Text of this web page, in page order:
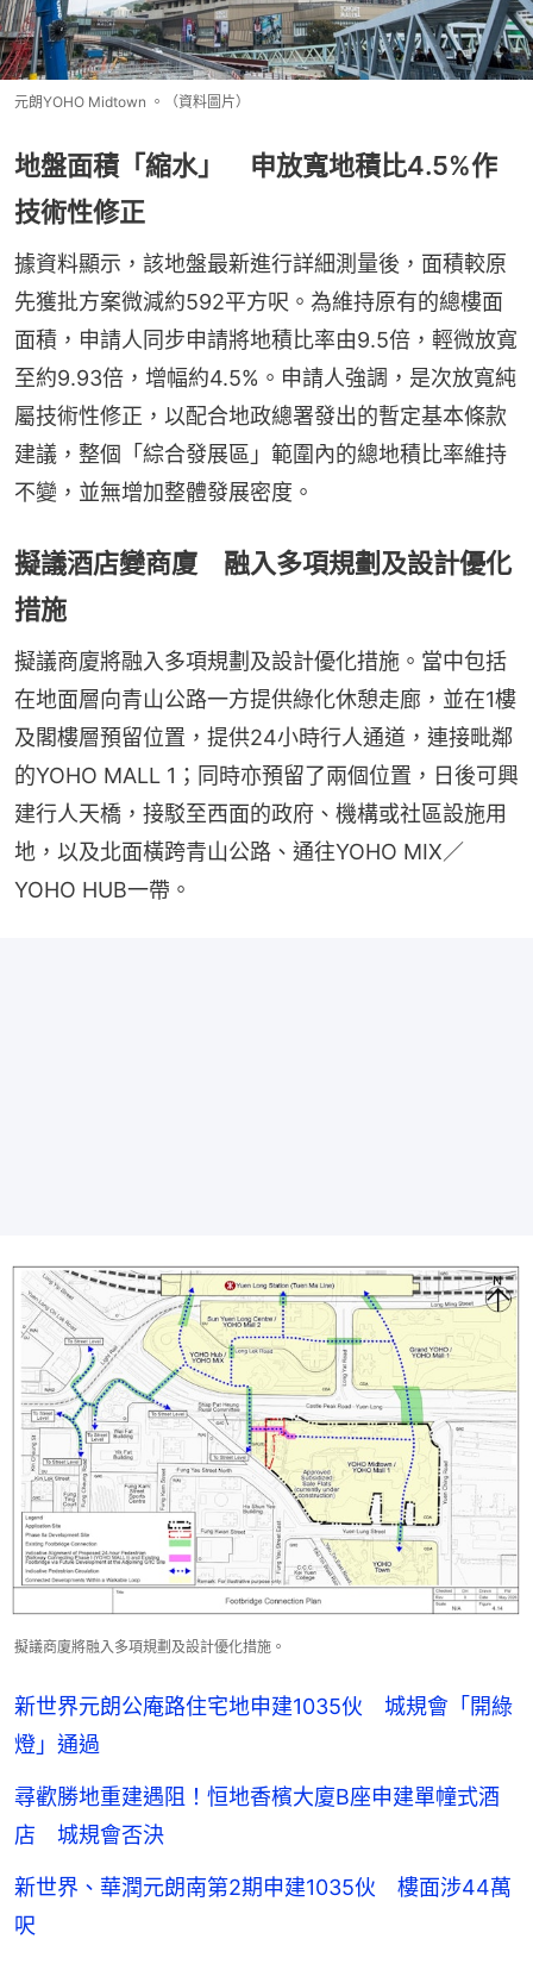
元朗YOHO Midtown 。（資料圖片）
地盤面積「縮水」 申放寬地積比4.5%作
技術性修正
據資料顯示，該地盤最新進行詳細測量後，面積較原
先獲批方案微減約592平方呎。為維持原有的總樓面
面積，申請人同步申請將地積比率由9.5倍，輕微放寬
至約9.93倍，增幅約4.5%。申請人強調，是次放寬純
屬技術性修正，以配合地政總署發出的暫定基本條款
建議，整個「綜合發展區」範圍內的總地積比率維持
不變，並無增加整體發展密度。
擬議酒店變商廈 融入多項規劃及設計優化
措施
擬議商廈將融入多項規劃及設計優化措施。當中包括
在地面層向青山公路一方提供綠化休憩走廊，並在1樓
及閣樓層預留位置，提供24小時行人通道，連接毗鄰
的YOHO MALL 1；同時亦預留了兩個位置，日後可興
建行人天橋，接駁至西面的政府、機構或社區設施用
地，以及北面橫跨青山公路、通往YOHO MIX／
YOHO HUB一帶。
擬議商廈將融入多項規劃及設計優化措施。
新世界元朗公庵路住宅地申建1035伙 城規會「開綠
燈」通過
尋歡勝地重建遇阻！恒地香檳大廈B座申建單幢式酒
店 城規會否決
新世界、華潤元朗南第2期申建1035伙 樓面涉44萬
呎